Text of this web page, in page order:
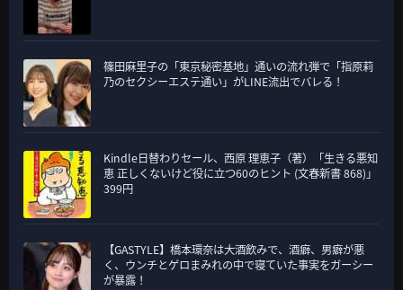
篠田麻里子の「東京秘密基地」通いの流れ弾で「指原莉
乃のセクシーエステ通い」がLINE流出でバレる！
Kindle日替わりセール、西原 理恵子（著）「生きる悪知
恵 正しくないけど役に立つ60のヒント (文春新書 868)」
399円
【GASTYLE】橋本環奈は大酒飲みで、酒癖、男癖が悪
く、ウンチとゲロまみれの中で寝ていた事実をガーシー
が暴露！